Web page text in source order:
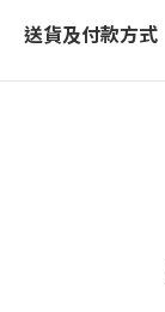
送貨及付款方式